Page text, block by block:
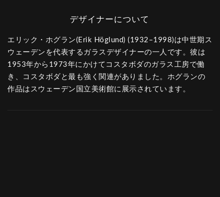
エリック・ホグラン(Erik Höglund) (1932–1998)は中世期ス
ウェーデンを代表するガラスデザイナーの一人です。彼は
1953年から1973年にかけてコスタボダのガラス工房で働
き、コスタボダと最も強く関連がありました。ホグランの
作品はスウェーデン国立美術館に展示されています。